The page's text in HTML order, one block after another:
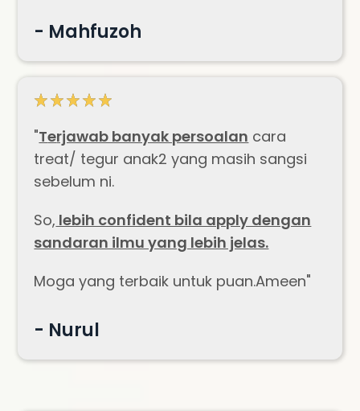
- Mahfuzoh
"Terjawab banyak persoalan cara
treat/ tegur anak2 yang masih sangsi
sebelum ni.
So, lebih confident bila apply dengan
sandaran ilmu yang lebih jelas.
Moga yang terbaik untuk puan.Ameen"
- Nurul